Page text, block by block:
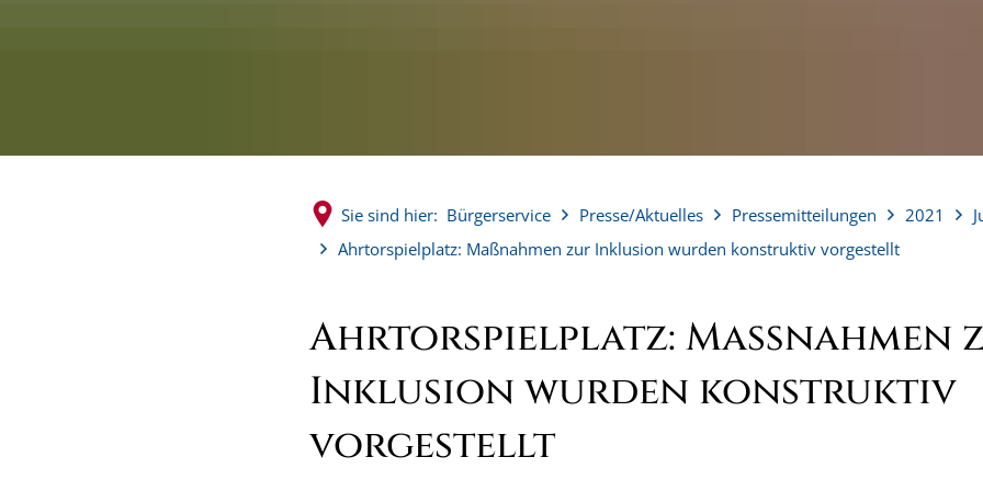
Sie sind hier: Bürgerservice Presse/Aktuelles Pressemitteilungen 2021
Ahrtorspielplatz: Maßnahmen zur Inklusion wurden konstruktiv vorgestellt
Ahrtorspielplatz: Maßnahmen
Inklusion wurden konstruktiv
vorgestellt